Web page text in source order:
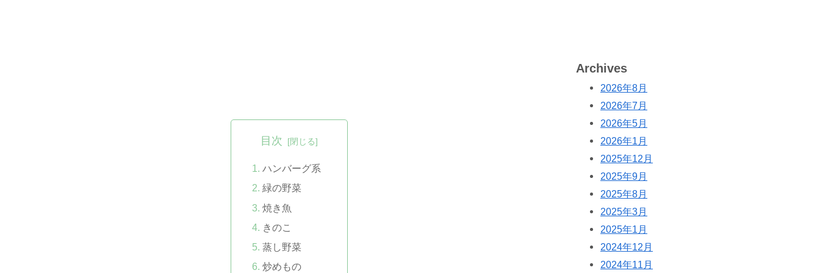
目次
ハンバーグ系
緑の野菜
焼き魚
きのこ
蒸し野菜
炒めもの
Archives
2026年8月
2026年7月
2026年5月
2026年1月
2025年12月
2025年9月
2025年8月
2025年3月
2025年1月
2024年12月
2024年11月